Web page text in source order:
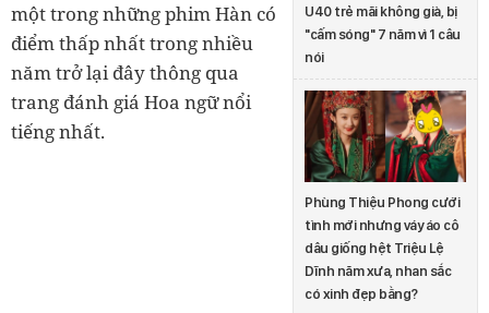
U40 trẻ mãi không già, bị
"cấm sóng" 7 năm vì 1 câu
nói
Phùng Thiệu Phong cưới
tình mới nhưng váy áo cô
dâu giống hệt Triệu Lệ
Dĩnh năm xưa, nhan sắc
có xinh đẹp bằng?
một trong những phim Hàn có
điểm thấp nhất trong nhiều
năm trở lại đây thông qua
trang đánh giá Hoa ngữ nổi
tiếng nhất.